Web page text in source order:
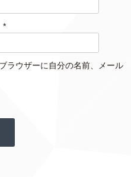
*
ラウザーに自分の名前、メール